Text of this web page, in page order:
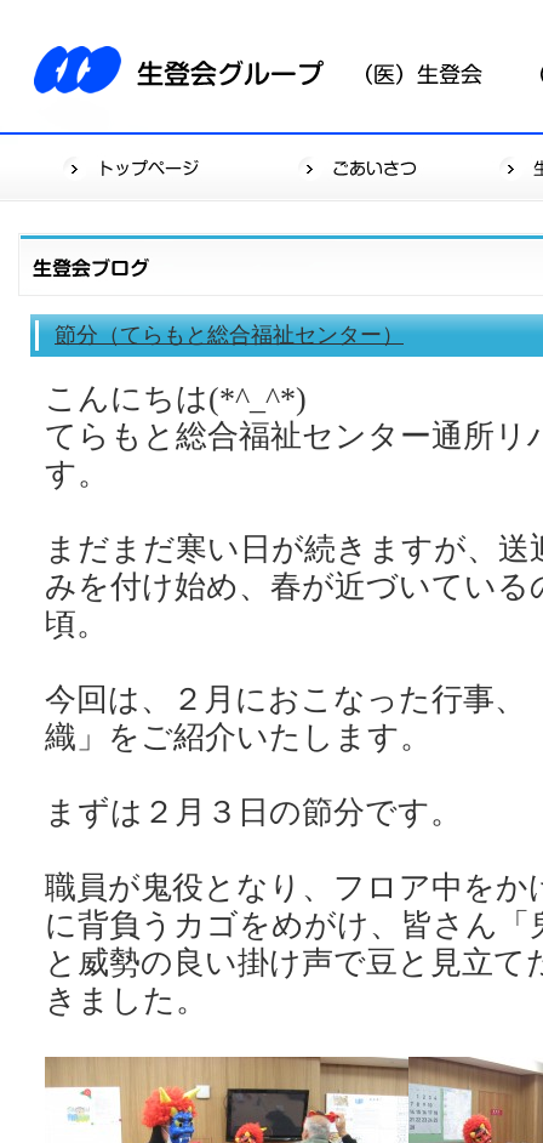
節分（てらもと総合福祉センター）
こんにちは(*^_^*)
てらもと総合福祉センター通所
す。
まだまだ寒い日が続きますが、
みを付け始め、春が近づいてい
頃。
今回は、２月におこなった行事、
織」をご紹介いたします。
まずは２月３日の節分です。
職員が鬼役となり、フロア中を
に背負うカゴをめがけ、皆さん「
と威勢の良い掛け声で豆と見立て
きました。